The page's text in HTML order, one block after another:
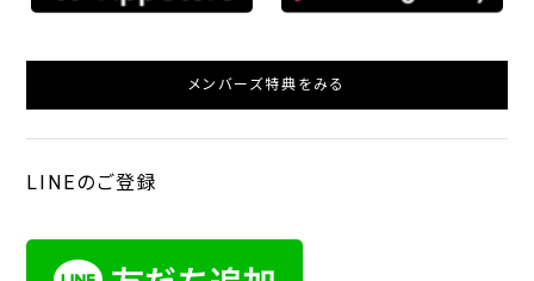
メンバーズ特典をみる
LINEのご登録